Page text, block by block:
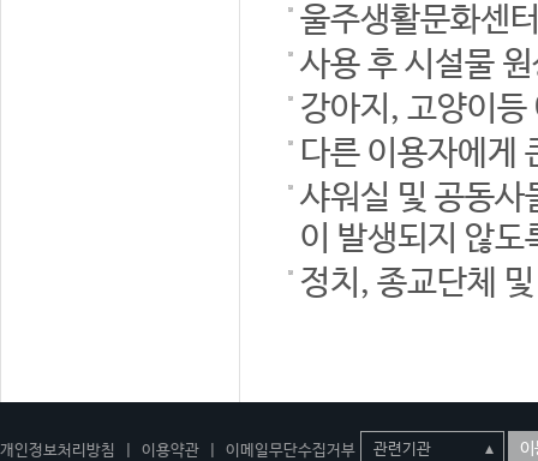
울주생활문화센
사용 후 시설물
강아지, 고양이
다른 이용자에게
샤워실 및 공동사
이 발생되지 않도
정치, 종교단체
개인정보처리방침 이용약관 이메일무단수집거부 이